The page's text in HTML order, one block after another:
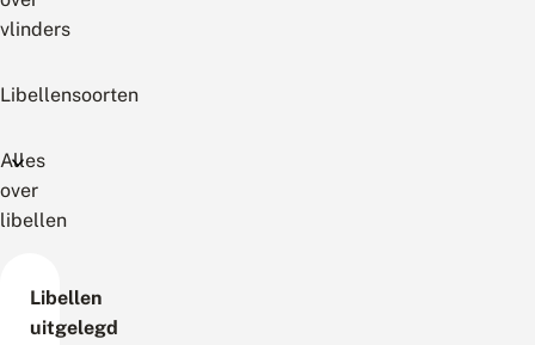
vlinders
Libellensoorten
Alles
over
libellen
Libellen
uitgelegd